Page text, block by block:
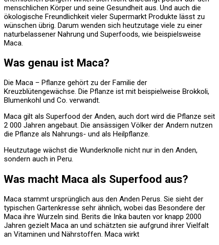
menschlichen Körper und seine Gesundheit aus. Und auch die
ökologische Freundlichkeit vieler Supermarkt Produkte lässt zu
wünschen übrig. Darum wenden sich heutzutage viele zu einer
naturbelassener Nahrung und Superfoods, wie beispielsweise
Maca.
Was genau ist Maca?
Die Maca – Pflanze gehört zu der Familie der
Kreuzblütengewächse. Die Pflanze ist mit beispielweise Brokkoli,
Blumenkohl und Co. verwandt.
Maca gilt als Superfood der Anden, auch dort wird die Pflanze seit
2 000 Jahren angebaut. Die ansässigen Völker der Andern nutzen
die Pflanze als Nahrungs- und als Heilpflanze.
Heutzutage wächst die Wunderknolle nicht nur in den Anden,
sondern auch in Peru.
Was macht Maca als Superfood aus?
Maca stammt ursprünglich aus den Anden Perus. Sie sieht der
typischen Gartenkresse sehr ähnlich, wobei das Besondere der
Maca ihre Wurzeln sind. Berits die Inka bauten vor knapp 2000
Jahren gezielt Maca an und schätzten sie aufgrund ihrer Vielfalt
an Vitaminen und Nährstoffen. Maca wirkt